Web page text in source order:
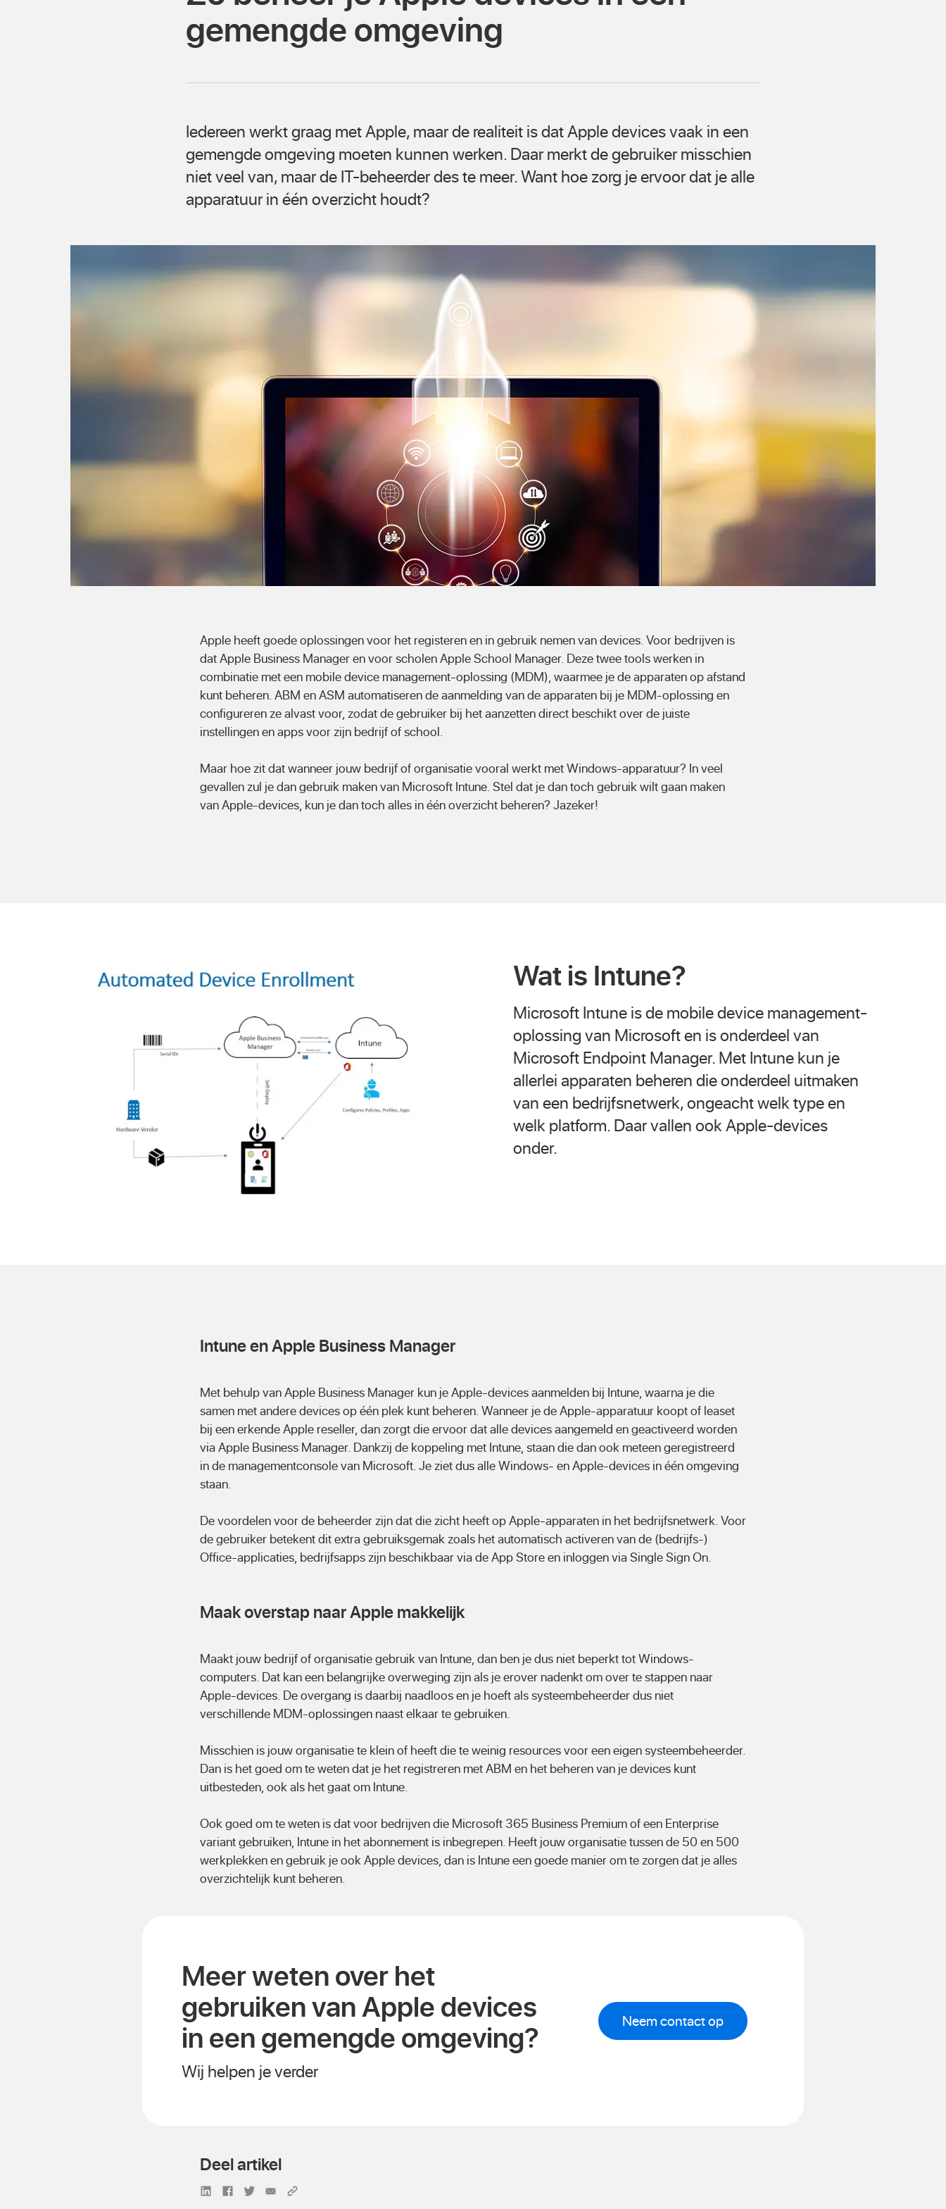
gemengde omgeving
Iedereen werkt graag met Apple, maar de realiteit is dat Apple devices vaak in een
gemengde omgeving moeten kunnen werken. Daar merkt de gebruiker misschien
niet veel van, maar de IT-beheerder des te meer. Want hoe zorg je ervoor dat je alle
apparatuur in één overzicht houdt?
Apple heeft goede oplossingen voor het registeren en in gebruik nemen van devices. Voor bedrijven is
dat Apple Business Manager en voor scholen Apple School Manager. Deze twee tools werken in
combinatie met een mobile device management-oplossing (MDM), waarmee je de apparaten op afstand
kunt beheren. ABM en ASM automatiseren de aanmelding van de apparaten bij je MDM-oplossing en
configureren ze alvast voor, zodat de gebruiker bij het aanzetten direct beschikt over de juiste
instellingen en apps voor zijn bedrijf of school.
Maar hoe zit dat wanneer jouw bedrijf of organisatie vooral werkt met Windows-apparatuur? In veel
gevallen zul je dan gebruik maken van Microsoft Intune. Stel dat je dan toch gebruik wilt gaan maken
van Apple-devices, kun je dan toch alles in één overzicht beheren? Jazeker!
Wat is Intune?
Microsoft Intune is de mobile device management-
oplossing van Microsoft en is onderdeel van
Microsoft Endpoint Manager. Met Intune kun je
allerlei apparaten beheren die onderdeel uitmaken
van een bedrijfsnetwerk, ongeacht welk type en
welk platform. Daar vallen ook Apple-devices
onder.
Intune en Apple Business Manager
Met behulp van Apple Business Manager kun je Apple-devices aanmelden bij Intune, waarna je die
samen met andere devices op één plek kunt beheren. Wanneer je de Apple-apparatuur koopt of leaset
bij een erkende Apple reseller, dan zorgt die ervoor dat alle devices aangemeld en geactiveerd worden
via Apple Business Manager. Dankzij de koppeling met Intune, staan die dan ook meteen geregistreerd
in de managementconsole van Microsoft. Je ziet dus alle Windows- en Apple-devices in één omgeving
staan.
De voordelen voor de beheerder zijn dat die zicht heeft op Apple-apparaten in het bedrijfsnetwerk. Voor
de gebruiker betekent dit extra gebruiksgemak zoals het automatisch activeren van de (bedrijfs-)
Office-applicaties, bedrijfsapps zijn beschikbaar via de App Store en inloggen via Single Sign On.
Maak overstap naar Apple makkelijk
Maakt jouw bedrijf of organisatie gebruik van Intune, dan ben je dus niet beperkt tot Windows-
computers. Dat kan een belangrijke overweging zijn als je erover nadenkt om over te stappen naar
Apple-devices. De overgang is daarbij naadloos en je hoeft als systeembeheerder dus niet
verschillende MDM-oplossingen naast elkaar te gebruiken.
Misschien is jouw organisatie te klein of heeft die te weinig resources voor een eigen systeembeheerder.
Dan is het goed om te weten dat je het registreren met ABM en het beheren van je devices kunt
uitbesteden, ook als het gaat om Intune.
Ook goed om te weten is dat voor bedrijven die Microsoft 365 Business Premium of een Enterprise
variant gebruiken, Intune in het abonnement is inbegrepen. Heeft jouw organisatie tussen de 50 en 500
werkplekken en gebruik je ook Apple devices, dan is Intune een goede manier om te zorgen dat je alles
overzichtelijk kunt beheren.
Meer weten over het
gebruiken van Apple devices
in een gemengde omgeving?
Wij helpen je verder
Neem contact op
Deel artikel
Deel op LinkedIn
Deel op Facebook
Deel op Twitter
Deel via e-mail